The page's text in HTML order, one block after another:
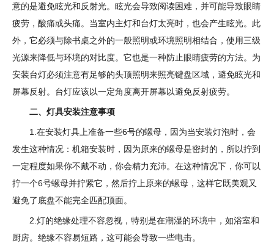
意的是避免眩光和反射光。眩光会导致阅读困难，并可能导致眼睛
疲劳，酸痛或头痛。当室内主灯和台灯太亮时，也会产生眩光。此
外，它必须与除书桌之外的一般照明或环境照明相结合，使用三级
光源来降低与环境的对比度。它也是一种防止眼睛疲劳的方法。为
安装台灯必须注意有足够的头顶照明来照亮键盘区域，避免眩光和
屏幕反射。台灯应该以一定角度离开屏幕以避免反射疲劳。
二、灯具安装注意事项
1.在安装灯具上准备一些6号的螺母，因为当安装灯泡时，会
发生这种情况：机箱安装时，因为原来的螺母是密封的，所以拧到
一定程度如果你不戴不动，你会精力充沛。在这种情况下，你可以
拧一个6号螺母并拧紧它，然后拧上原来的螺母，这样它既美观又
避免了底盘不能完全匹配顶面。
2.灯的绝缘处理不容忽视，特别是在潮湿的环境中，如浴室和
厨房。绝缘不容易短路，这可能会导致一些电击。